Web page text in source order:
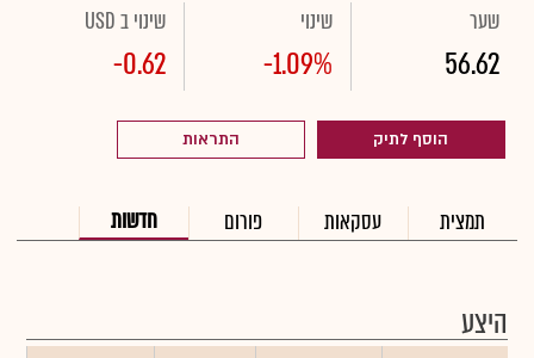
שער
56.62
שינוי
-1.09%
שינוי ב USD
-0.62
הוסף לתיק התראות
תמצית עסקאות פורום חדשות
היצע